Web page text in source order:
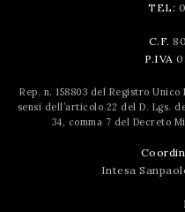
TEL:
C.F.
P.IVA
Rep. n. 158803 del Registro
sensi dell’articolo 22 del D. Lgs.
34, comma 7 del Decreto
Intesa